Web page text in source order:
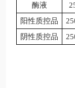
酶液
阳性质控品
阴性质控品